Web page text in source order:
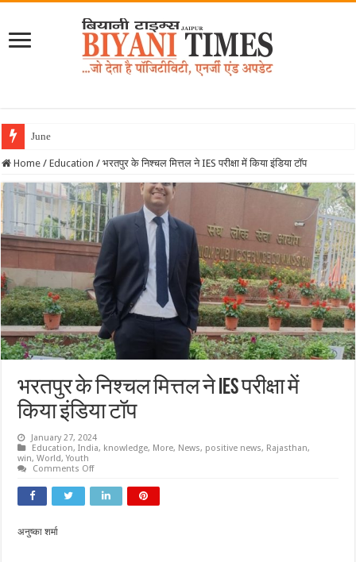
Home / Education / भरतपुर के निश्चल मित्तल ने IES परीक्षा में किया इंडिया टॉप
भरतपुर के निश्चल मित्तल ने IES परीक्षा में
किया इंडिया टॉप
January 27, 2024
Education,India, knowledge, More, News, positive news, Rajasthan,
win,World,Youth
Comments Offon
के
निश्चल
मित्तल
अनुष्का शर्मा